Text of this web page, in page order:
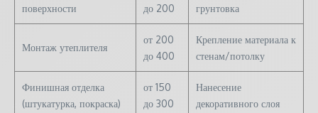
поверхности
до 200
грунтовка
Монтаж утеплителя
от 200
до 400
Крепление материала к
стенам/потолку
Финишная отделка
(штукатурка, покраска)
от 150
до 300
Нанесение
декоративного слоя